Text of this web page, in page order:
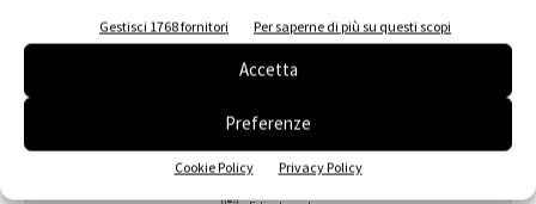
Gestisci 1768 fornitori Per saperne di più su questi scopi
Accetta
Preferenze
Cookie Policy Privacy Policy